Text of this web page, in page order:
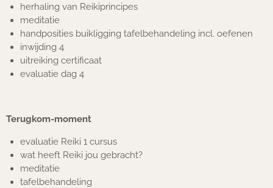
herhaling van Reikiprincipes
meditatie
handposities buikligging tafelbehandeling incl. oefenen
inwijding 4
uitreiking certificaat
evaluatie dag 4
Terugkom-moment
evaluatie Reiki 1 cursus
wat heeft Reiki jou gebracht?
meditatie
tafelbehandeling